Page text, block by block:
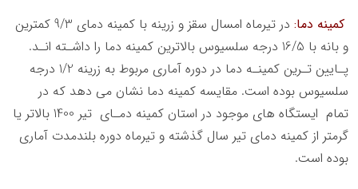
ﮐﻤﯿﻨﻪ دﻣﺎ:
در ﺗﯿﺮﻣﺎه اﻣﺴﺎل ﺳﻘﺰ و زرﯾﻨﻪ ﺑﺎ ﮐﻤﯿﻨﻪ دﻣﺎي 9/3 ﮐﻤﺘﺮﯾﻦ
و ﺑﺎﻧﻪ ﺑﺎ 16/5 درﺟﻪ ﺳﻠﺴﯿﻮس ﺑﺎﻻﺗﺮﯾﻦ ﮐﻤﯿﻨﻪ دﻣﺎ را داﺷـﺘﻪ اﻧـﺪ.
ﭘـﺎﯾﯿﻦ ﺗـﺮﯾﻦ ﮐﻤﯿﻨـﻪ دﻣﺎ در دوره آﻣﺎري ﻣﺮﺑﻮط ﺑﻪ زرﯾﻨﻪ 1/2 درﺟﻪ
ﺳﻠﺴﯿﻮس ﺑﻮده اﺳﺖ. ﻣﻘﺎﯾﺴﻪ ﮐﻤﯿﻨﻪ دﻣﺎ ﻧﺸﺎن ﻣﯽ دﻫﺪ ﮐﻪ در
ﺗﻤﺎم اﯾﺴﺘﮕﺎه ﻫﺎي ﻣﻮﺟﻮد در اﺳﺘﺎن ﮐﻤﯿﻨﻪ دﻣـﺎي ﺗﯿﺮ 1400 ﺑﺎﻻﺗﺮ ﯾﺎ
ﮔﺮﻣﺘﺮ از ﮐﻤﯿﻨﻪ دﻣﺎي ﺗﯿﺮ ﺳﺎل ﮔﺬﺷﺘﻪ و ﺗﯿﺮﻣﺎه دوره ﺑﻠﻨﺪﻣﺪت آﻣﺎري
ﺑﻮده اﺳﺖ.